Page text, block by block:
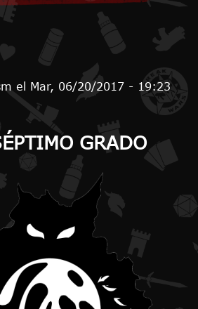
el Mar, 06/20/2017 - 19:23
GRADO